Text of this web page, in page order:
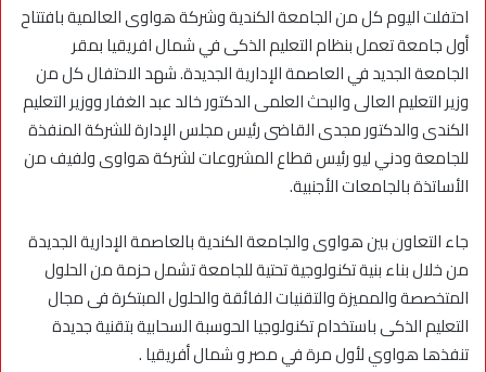
احتفلت اليوم كل من الجامعة الكندية وشركة هواوى العالمية بافتتاح
أول جامعة تعمل بنظام التعليم الذكى في شمال افريقيا بمقر
الجامعة الجديد في العاصمة الإدارية الجديدة. شهد الاحتفال كل من
وزير التعليم العالى والبحث العلمى الدكتور خالد عبد الغفار ووزير التعليم
الكندى والدكتور مجدى القاضى رئيس مجلس الإدارة للشركة المنفذة
للجامعة ودني ليو رئيس قطاع المشروعات لشركة هواوى ولفيف من
الأساتذة بالجامعات الأجنبية.
جاء التعاون بين هواوى والجامعة الكندية بالعاصمة الإدارية الجديدة
من خلال بناء بنية تكنولوجية تحتية للجامعة تشمل حزمة من الحلول
المتخصصة والمميزة والتقنيات الفائقة والحلول المبتكرة فى مجال
التعليم الذكى باستخدام تكنولوجيا الحوسبة السحابية بتقنية جديدة
تنفذها هواوي لأول مرة في مصر و شمال أفريقيا .